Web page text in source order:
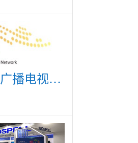
2026中国国际广播电视信息网络展览会展